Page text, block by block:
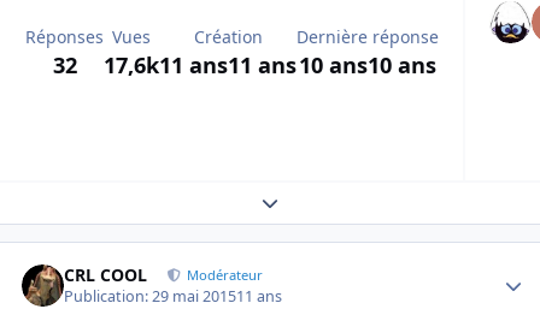
Réponses
32
Vues
17,6k
Création
11 ans11 ans
Dernière réponse
10 ans10 ans
Expand topic overview
CRL COOL Modérateur
Publication:29 mai 201511 ans